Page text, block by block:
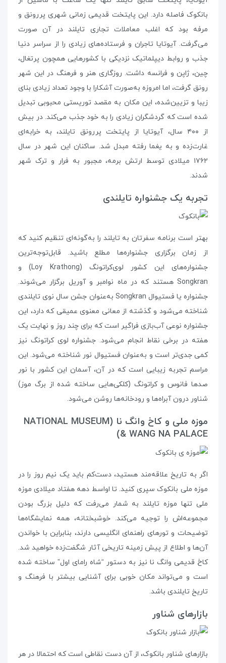
بانکوک فاصله دارد. این پایتخت قدیمی زمانی شهری پررونق و
مرفه بود که اغلب معاملات تجاری تایلند در آن صورت
می‌گرفت. آیوتایا تاجران و فرستاده‌های زیادی را از سراسر دنیا
جذب و روابط دیپلماتیک نزدیکی با کشورهایی همچون پرتغال،
چین، ژاپن و فرانسه داشت. روزگاری هنر و فرهنگ در این شهر
رونق گرفت، اما امروزه به‌صورت آشکارا با وجود تعداد زیادی بنای
زیبا و تزیین‌شده، این مکان به مقصد توریستی محبوبی تبدیل
شده‌ است که گردشگران زیادی را به خود جذب می‌کند. در بیش
از ۴۰۰ سال، آیوتایا از پایتخت پررونق تایلند، به خرابه‌ای
غارت‌زده و به یغما رفته مبدل شد. ساکنان این شهر در سال
۱۷۶۲ میلادی توسط ارتش برمه‌، مجبور به فرار و ترک شهر
شدند.
تجربه‌ یک جشنواره‌ تایلندی
بهتر است برنامه‌ سفرتان به تایلند را به‌گونه‌ای تنظیم کنید که
از زمان برگزاری جشنواره‌ها مطلع باشید. قابل‌توجه‌ترین
جشنواره‌ها‌ی این کشور لوی‌کراتونگ (Loy Krathong) و
Songkran هستند که در ماه نوامبر و آوریل برگزار می‌شوند.
جشنواره یا فستیوال Songkran به‌عنوان جشن سال نوی تایلندی
شناخته می‌شود و گذشته از معانی معنوی عمیقی که دارد، این
جشنواره نوعی آب‌بازی فراگیر است که برای چند روز و نهایت یک
هفته در برخی نقاط انجام می‌شود. جشنواره‌ لوی کراتونگ نیز
کمی جدی‌تر است و به‌عنوان فستیوال نور شناخته می‌شود. این
مراسم تجربه‌ زیبایی است که در آن، آسمان این کشور با نور
صدها فانوس و کراتونگ (کلکی‌هایی ساخته شده از برگ موز)
شناور درون آبراه‌ها و رودخانه‌ها روشن می‌شود.
موزه ملی و کاخ وانگ نا (NATIONAL MUSEUM
& WANG NA PALACE)
اگر به تاریخ علاقه‌مند هستید، دست‌کم باید یک نیم روز را در
موزه ملی بانکوک سپری کنید. تا اواسط دهه هفتاد میلادی موزه‌
ملی تنها موزه‌ تایلند به شمار می‌رفت که دلیل بزرگ بودن
مجموعه‌اش را توجیه می‌کند. خوشبختانه، همه‌ نمایشگاه‌ها
توضیحات و تورهای راهنمای انگلیسی دارند، بنابراین با خواندن
آن‌ها و اطلاع از پیش زمینه‌ تاریخی آثار شگفت‌زده خواهید شد.
کاخ قدیمی وانگ نا نیز به دستور “شاه رامای اول” ساخته شده
است و می‌تواند مکان خوبی برای آشنایی بیشتر با فرهنگ و
تاریخ تایلندی باشد.
بازارهای شناور
بازارهای شناور بانکوک، از آن دست نقاطی است که احتمالا در هر